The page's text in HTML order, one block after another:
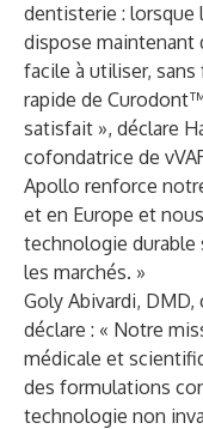
dentisterie : lorsque
dispose maintenant
facile à utiliser,
rapide de
satisfait », déclare
cofondatrice de
Apollo renforce
et en Europe et
technologie durable
les marchés. »
Goly Abivardi,
déclare : « Notre
médicale et
des formulations
technologie non